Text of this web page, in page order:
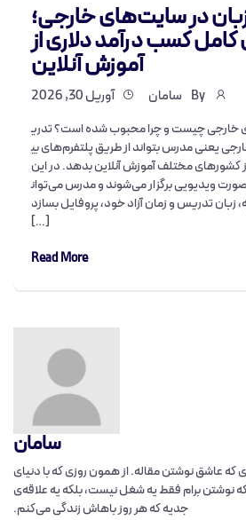
در سایت‌های خارجی؛
کامل کسب درآمد دلاری از
آموزش آنلاین
سامان آوریل 30, 2026
خارجی چیست و چرا محبوب شده است؟ تدری
یعنی مدرس بتواند از طریق پلتفرم‌های بی
از کشورهای مختلف آموزش آنلاین بدهد. در این
ویدیویی برگزار می‌شوند و مدرس می‌توان
زبان تدریس و زمان آزاد خود، پروفایل بسازد
[…]
Read More
سامان
عاشق نوشتن مقاله‌. از همون روزی که با دنیای
نوشتن برام فقط یه شغل نیست، بلکه یه علاقه‌ی
جدیه که هر روز باهاش زندگی می‌کنم.